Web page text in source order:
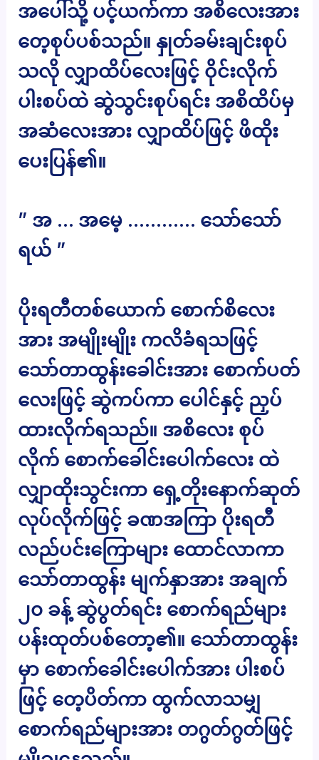
အပေါ်သို့ ပင့်ယက်ကာ အစိလေးအား
တေ့စုပ်ပစ်သည်။ နှုတ်ခမ်းချင်းစုပ်
သလို လျှာထိပ်လေးဖြင့် ဝိုင်းလိုက်
ပါးစပ်ထဲ ဆွဲသွင်းစုပ်ရင်း အစိထိပ်မှ
အဆံလေးအား လျှာထိပ်ဖြင့် ဖိထိုး
ပေးပြန်၏။
” အ … အမေ့ ………… သော်သော်
ရယ် ”
ပိုးရတီတစ်ယောက် စောက်စိလေး
အား အမျိုးမျိုး ကလိခံရသဖြင့်
သော်တာထွန်းခေါင်းအား စောက်ပတ်
လေးဖြင့် ဆွဲကပ်ကာ ပေါင်နှင့် ညှပ်
ထားလိုက်ရသည်။ အစိလေး စုပ်
လိုက် စောက်ခေါင်းပေါက်လေး ထဲ
လျှာထိုးသွင်းကာ ရှေ့တိုးနောက်ဆုတ်
လုပ်လိုက်ဖြင့် ခဏအကြာ ပိုးရတီ
လည်ပင်းကြောများ ထောင်လာကာ
သော်တာထွန်း မျက်နှာအား အချက်
၂၀ ခန့် ဆွဲပွတ်ရင်း စောက်ရည်များ
ပန်းထုတ်ပစ်တော့၏။ သော်တာထွန်း
မှာ စောက်ခေါင်းပေါက်အား ပါးစပ်
ဖြင့် တေ့ပိတ်ကာ ထွက်လာသမျှ
စောက်ရည်များအား တဂွတ်ဂွတ်ဖြင့်